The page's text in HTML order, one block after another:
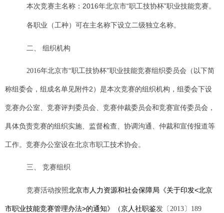
本次竞赛主名称： 2016年北京市“职工技协杯”职业技能竞赛。
各职业（工种）可在主名称下设立二级独立名称。
二、 组织机构
2016年北京市“职工技协杯”职业技能竞赛组织委员会（以下简
称组委会，组成名单见附件2 ）是本次竞赛的组织机构，组委会下设
竞赛办公室、竞赛评判委员会、竞赛仲裁委员会和竞赛宣传委员会，
具体负责竞赛的组织实施、监督检查、协调沟通、仲裁和宣传报道等
工作。竞赛办公室设在北京市职工技术协会。
三、 竞赛组织
竞赛活动按照北京市人力资源和社会保障局《关于印发<北京
市职业技能竞赛管理办法>的通知》（京人社职鉴发〔2013〕189